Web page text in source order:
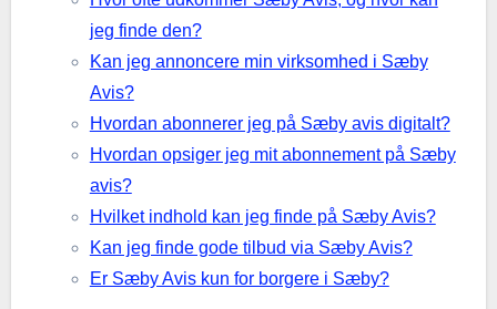
jeg finde den?
Kan jeg annoncere min virksomhed i Sæby
Avis?
Hvordan abonnerer jeg på Sæby avis digitalt?
Hvordan opsiger jeg mit abonnement på Sæby
avis?
Hvilket indhold kan jeg finde på Sæby Avis?
Kan jeg finde gode tilbud via Sæby Avis?
Er Sæby Avis kun for borgere i Sæby?